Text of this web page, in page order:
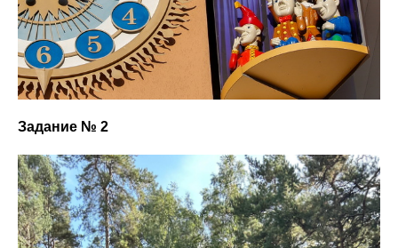
Задание № 2